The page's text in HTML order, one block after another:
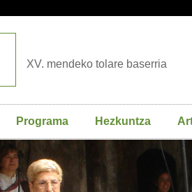
XV. mendeko tolare baserria
Programa Hezkuntza